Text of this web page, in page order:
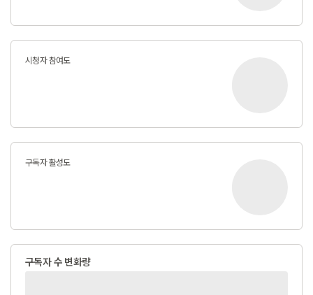
시청자 참여도
구독자 활성도
구독자 수 변화량